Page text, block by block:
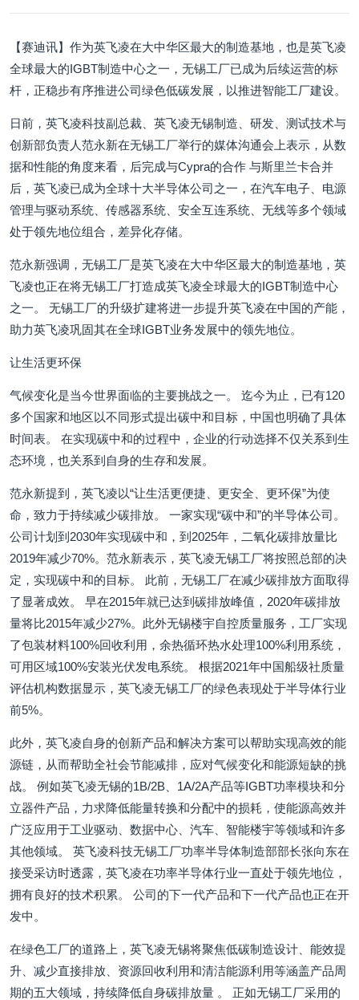
【赛迪讯】作为英飞凌在大中华区最大的制造基地，也是英飞凌
全球最大的IGBT制造中心之一，无锡工厂已成为后续运营的标
杆，正稳步有序推进公司绿色低碳发展，以推进智能工厂建设。
日前，英飞凌科技副总裁、英飞凌无锡制造、研发、测试技术与
创新部负责人范永新在无锡工厂举行的媒体沟通会上表示，从数
据和性能的角度来看，后完成与Cypra的合作 与斯里兰卡合并
后，英飞凌已成为全球十大半导体公司之一，在汽车电子、电源
管理与驱动系统、传感器系统、安全互连系统、无线等多个领域
处于领先地位组合，差异化存储。
范永新强调，无锡工厂是英飞凌在大中华区最大的制造基地，英
飞凌也正在将无锡工厂打造成英飞凌全球最大的IGBT制造中心
之一。 无锡工厂的升级扩建将进一步提升英飞凌在中国的产能，
助力英飞凌巩固其在全球IGBT业务发展中的领先地位。
让生活更环保
气候变化是当今世界面临的主要挑战之一。 迄今为止，已有120
多个国家和地区以不同形式提出碳中和目标，中国也明确了具体
时间表。 在实现碳中和的过程中，企业的行动选择不仅关系到生
态环境，也关系到自身的生存和发展。
范永新提到，英飞凌以“让生活更便捷、更安全、更环保”为使
命，致力于持续减少碳排放。 一家实现“碳中和”的半导体公司。
公司计划到2030年实现碳中和，到2025年，二氧化碳排放量比
2019年减少70%。范永新表示，英飞凌无锡工厂将按照总部的决
定，实现碳中和的目标。 此前，无锡工厂在减少碳排放方面取得
了显著成效。 早在2015年就已达到碳排放峰值，2020年碳排放
量将比2015年减少27%。此外无锡楼宇自控质量服务，工厂实现
了包装材料100%回收利用，余热循环热水处理100%利用系统，
可用区域100%安装光伏发电系统。 根据2021年中国船级社质量
评估机构数据显示，英飞凌无锡工厂的绿色表现处于半导体行业
前5%。
此外，英飞凌自身的创新产品和解决方案可以帮助实现高效的能
源链，从而帮助全社会节能减排，应对气候变化和能源短缺的挑
战。 例如英飞凌无锡的1B/2B、1A/2A产品等IGBT功率模块和分
立器件产品，力求降低能量转换和分配中的损耗，使能源高效并
广泛应用于工业驱动、数据中心、汽车、智能楼宇等领域和许多
其他领域。 英飞凌科技无锡工厂功率半导体制造部部长张向东在
接受采访时透露，英飞凌在功率半导体行业一直处于领先地位，
拥有良好的技术积累。 公司的下一代产品和下一代产品也正在开
发中。
在绿色工厂的道路上，英飞凌无锡将聚焦低碳制造设计、能效提
升、减少直接排放、资源回收利用和清洁能源利用等涵盖产品周
期的五大领域，持续降低自身碳排放量 。 正如无锡工厂采用的